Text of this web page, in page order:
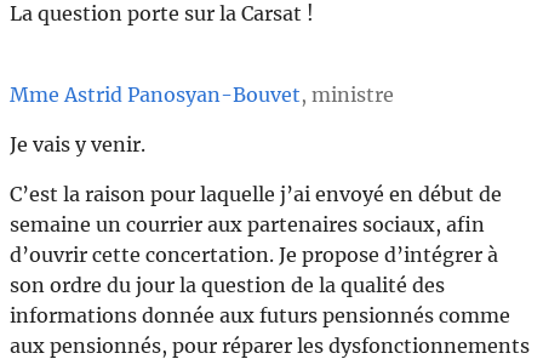
La question porte sur la Carsat !
Mme Astrid Panosyan-Bouvet, ministre
Je vais y venir.
C’est la raison pour laquelle j’ai envoyé en début de
semaine un courrier aux partenaires sociaux, afin
d’ouvrir cette concertation. Je propose d’intégrer à
son ordre du jour la question de la qualité des
informations donnée aux futurs pensionnés comme
aux pensionnés, pour réparer les dysfonctionnements